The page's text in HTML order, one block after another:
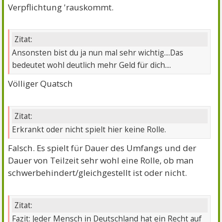
Verpflichtung 'rauskommt.
Zitat:
Ansonsten bist du ja nun mal sehr wichtig....Das
bedeutet wohl deutlich mehr Geld für dich....
Völliger Quatsch
Zitat:
Erkrankt oder nicht spielt hier keine Rolle.
Falsch. Es spielt für Dauer des Umfangs und der
Dauer von Teilzeit sehr wohl eine Rolle, ob man
schwerbehindert/gleichgestellt ist oder nicht.
Zitat:
Fazit: Jeder Mensch in Deutschland hat ein Recht auf